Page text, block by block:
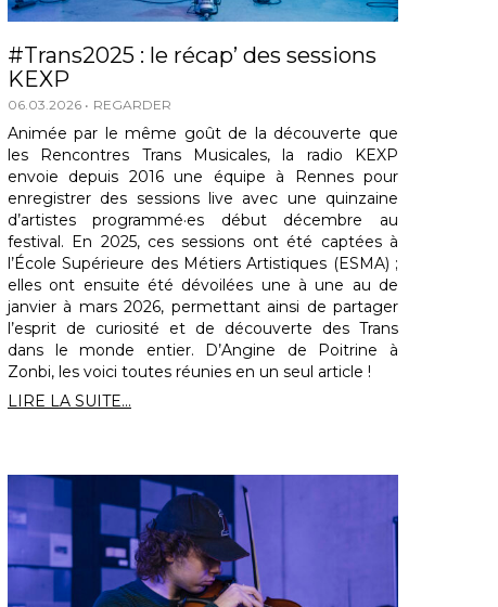
#Trans2025 : le récap’ des sessions
KEXP
06.03.2026 REGARDER
Animée par le même goût de la découverte que
les Rencontres Trans Musicales, la radio KEXP
envoie depuis 2016 une équipe à Rennes pour
enregistrer des sessions live avec une quinzaine
d’artistes programmé·es début décembre au
festival. En 2025, ces sessions ont été captées à
l’École Supérieure des Métiers Artistiques (ESMA) ;
elles ont ensuite été dévoilées une à une au de
janvier à mars 2026, permettant ainsi de partager
l’esprit de curiosité et de découverte des Trans
dans le monde entier. D’Angine de Poitrine à
Zonbi, les voici toutes réunies en un seul article !
LIRE LA SUITE...